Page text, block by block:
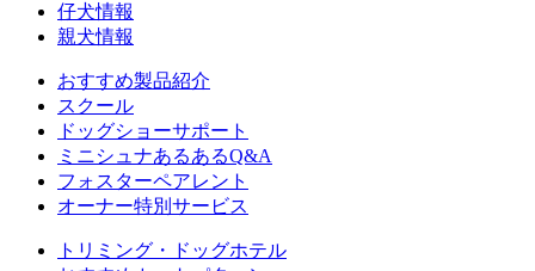
仔犬情報
親犬情報
おすすめ製品紹介
スクール
ドッグショーサポート
ミニシュナあるあるQ&A
フォスターペアレント
オーナー特別サービス
トリミング・ドッグホテル